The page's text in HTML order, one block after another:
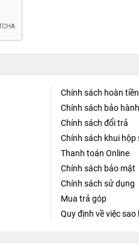
Chính sách hoàn tiền
Chính sách bảo hành
Chính sách đổi trả
Chính sách khui hộp
Thanh toán Online
Chính sách bảo mật
Chính sách sử dụng
Mua trả góp
Quy định về việc sao